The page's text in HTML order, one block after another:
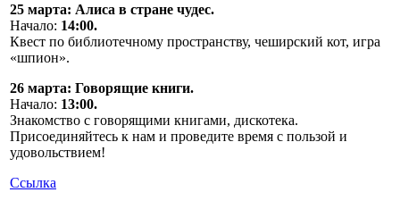
25 марта: Алиса в стране чудес.
Начало: 14:00.
Квест по библиотечному пространству, чеширский кот, игра
«шпион».
26 марта: Говорящие книги.
Начало: 13:00.
Знакомство с говорящими книгами, дискотека.
Присоединяйтесь к нам и проведите время с пользой и
удовольствием!
Ссылка